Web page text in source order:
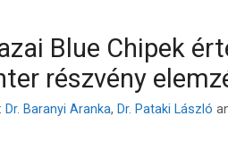
Blue Chipek
részvény
Dr. Baranyi Aranka, Dr. Pataki László